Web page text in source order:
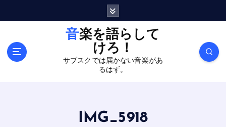
音楽を語らして
けろ！
サブスクでは届かない音楽があ
るはず。
IMG_5918